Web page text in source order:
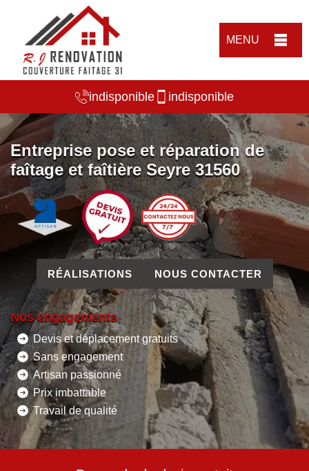
MENU
indisponible indisponible
Entreprise pose et réparation de
faîtage et faîtière Seyre 31560
RÉALISATIONS NOUS CONTACTER
Nos engagements
Devis et déplacement gratuits
Sans engagement
Artisan passionné
Prix imbattable
Travail de qualité